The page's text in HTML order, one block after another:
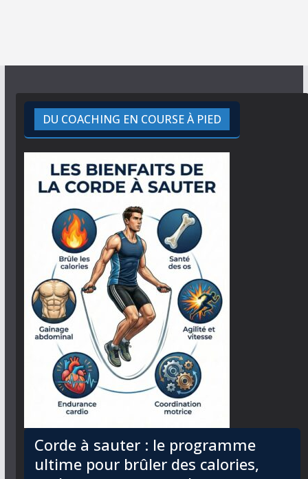
DU COACHING EN COURSE À PIED
Corde à sauter : le programme
ultime pour brûler des calories,